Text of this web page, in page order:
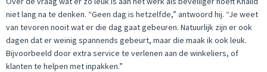
niet lang na te denken. “Geen dag is hetzelfde,” antwoord hij. “Je weet
van tevoren nooit wat er die dag gaat gebeuren. Natuurlijk zijn er ook
dagen dat er weinig spannends gebeurt, maar die maak ik ook leuk.
Bijvoorbeeld door extra service te verlenen aan de winkeliers, of
klanten te helpen met inpakken.”